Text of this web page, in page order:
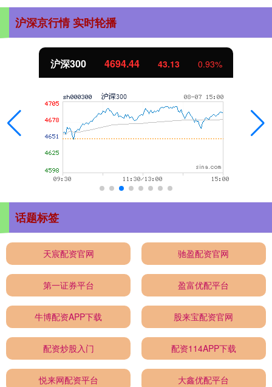
沪深京行情 实时轮播
沪深300 4694.44 43.13 0.93%
话题标签
天宸配资官网 驰盈配资官网
第一证券平台 盈富优配平台
牛博配资APP下载 股来宝配资官网
配资炒股入门 配资114APP下载
悦来网配资平台 大鑫优配平台